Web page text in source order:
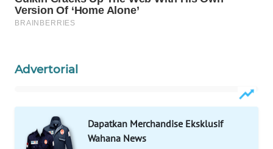
Advertorial
Dapatkan Merchandise Eksklusif
Wahana News
Wahana
Media
WAHANA
WAHANA
TANI